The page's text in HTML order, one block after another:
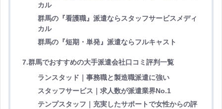
カル
群馬の『看護職』派遣ならスタッフサービスメディ
カル
群馬の『短期・単発』派遣ならフルキャスト
7.群馬でおすすめの大手派遣会社口コミ評判一覧
ランスタッド｜事務職と製造職派遣に強い
スタッフサービス｜求人数が派遣業界No.1
テンプスタッフ｜充実したサポートで女性からの評